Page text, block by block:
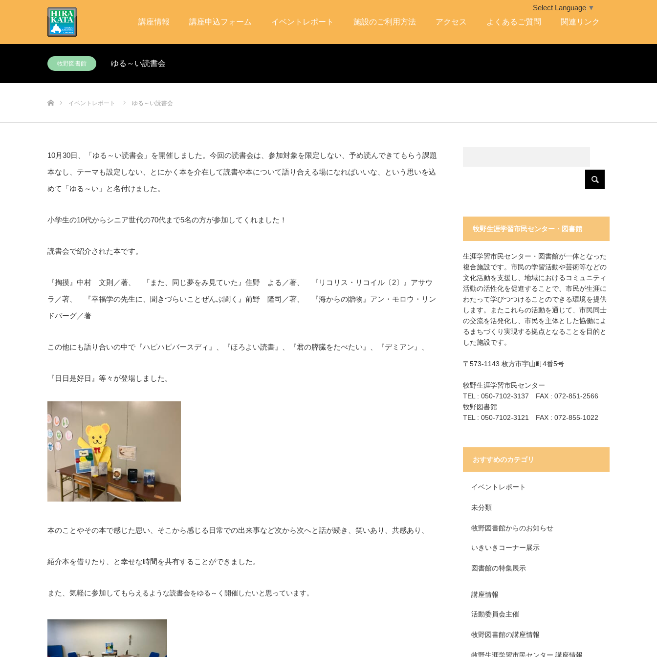
講座情報 講座申込フォーム イベントレポート 施設のご利用方法 アクセス よくあるご質問 関連リンク
Select Language ▼
牧野図書館 ゆる～い読書会
イベントレポート ゆる～い読書会
10月30日、「ゆる～い読書会」を開催しました。今回の読書会は、参加対象を限定しない、予め読んできてもらう課題
本なし、テーマも設定しない、とにかく本を介在して読書や本について語り合える場になればいいな、という思いを込
めて「ゆる～い」と名付けました。
小学生の10代からシニア世代の70代まで5名の方が参加してくれました！
読書会で紹介された本です。
『掏摸』中村 文則／著、 『また、同じ夢をみ見ていた』住野 よる／著、 『リコリス・リコイル〔2〕』アサウ
ラ／著、 『幸福学の先生に、聞きづらいことぜんぶ聞く』前野 隆司／著、 『海からの贈物』アン・モロウ・リン
ドバーグ／著
この他にも語り合いの中で『ハピハピバースディ』、『ほろよい読書』、『君の膵臓をたべたい』、『デミアン』、
『日日是好日』等々が登場しました。
本のことやその本で感じた思い、そこから感じる日常での出来事など次から次へと話が続き、笑いあり、共感あり、
紹介本を借りたり、と幸せな時間を共有することができました。
また、気軽に参加してもら えるような読書会をゆる～く開催したいと思っています。
牧野生涯学習市民センター・図書館
生涯学習市民センター・図書館が一体となった
複合施設です。市民の学習活動や芸術等などの
文化活動を支援し、地域におけるコミュニティ
活動の活性化を促進することで、市民が生涯に
わたって学びつつけることのできる環境を提供
します。またこれらの活動を通じて、市民同士
の交流を活発化し、市民を主体とした協働によ
るまちづくり実現する拠点となることを目的と
した施設です。
〒573-1143 枚方市宇山町4番5号
牧野生涯学習市民センター
TEL : 050-7102-3137 FAX : 072-851-2566
牧野図書館
TEL : 050-7102-3121 FAX : 072-855-1022
おすすめのカテゴリ
イベントレポート
未分類
牧野図書館からのお知らせ
いきいきコーナー展示
図書館の特集展示
講座情報
活動委員会主催
牧野図書館の講座情報
牧野生涯学習市民センター 講座情報